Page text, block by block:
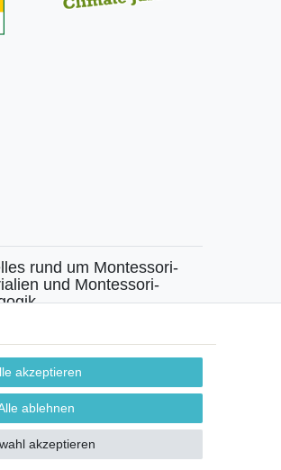
rund um Montessori-
und Montessori-
bestätige ich, dass ich die
gelesen habe. Sie können den Newsletter
abbestellen.
Abonnieren
akzeptieren
ablehnen
akzeptieren